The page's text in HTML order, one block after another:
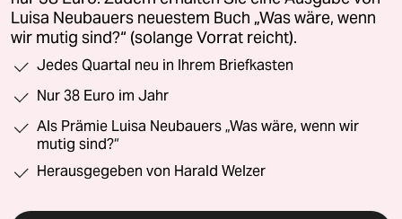
Luisa Neubauers neuestem Buch „Was wäre, wenn
wir mutig sind?“ (solange Vorrat reicht).
Jedes Quartal neu in Ihrem Briefkasten
Nur 38 Euro im Jahr
Als Prämie Luisa Neubauers „Was wäre, wenn wir
mutig sind?“
Herausgegeben von Harald Welzer